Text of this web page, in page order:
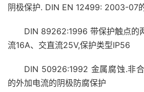
阴极保护. DIN EN 12499: 2003-07
DIN 89262:1996 带保护触点的
流16A、交直流25V,保护类型IP56
DIN 50926:1992 金属腐蚀.非
的外加电流的阴极防腐保护